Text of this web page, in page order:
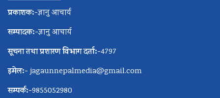
प्रकाशक:-ज्ञानु आचार्य
सम्पादक:-ज्ञानु आचार्य
सूचना तथा प्रशारण विभाग दर्ता:-4797
इमेल:- jagaunnepalmedia@gmail.com
सम्पर्क:-9855052980